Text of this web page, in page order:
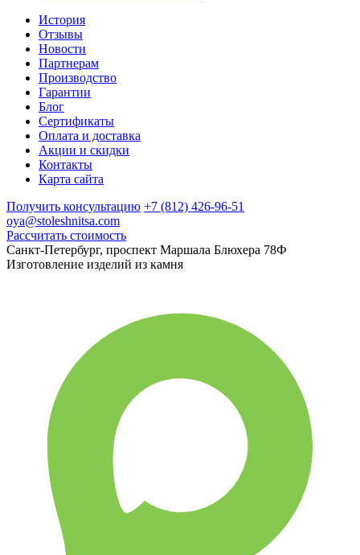
История
Отзывы
Новости
Партнерам
Производство
Гарантии
Блог
Сертификаты
Оплата и доставка
Акции и скидки
Контакты
Карта сайта
Получить консультацию +7 (812) 426-96-51
oya@stoleshnitsa.com
Рассчитать стоимость
Санкт-Петербург, проспект Маршала Блюхера 78Ф
Изготовление изделий из камня